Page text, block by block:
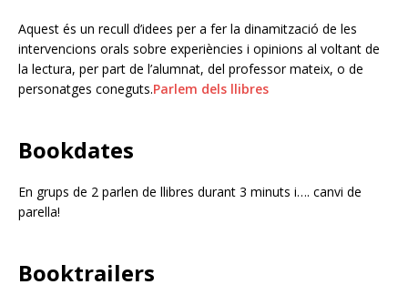
Aquest és un recull d’idees per a fer la dinamització de les
intervencions orals sobre experiències i opinions al voltant de
la lectura, per part de l’alumnat, del professor mateix, o de
personatges coneguts.Parlem dels llibres
Bookdates
En grups de 2 parlen de llibres durant 3 minuts i…. canvi de
parella!
Booktrailers